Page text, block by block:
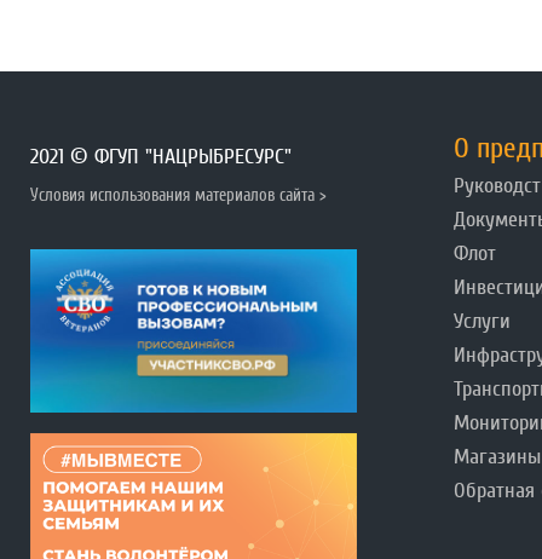
2021 © ФГУП "НАЦРЫБРЕСУРС"
Условия использования материалов сайта >
О
Флот
Услуги
Магазины
Обратная